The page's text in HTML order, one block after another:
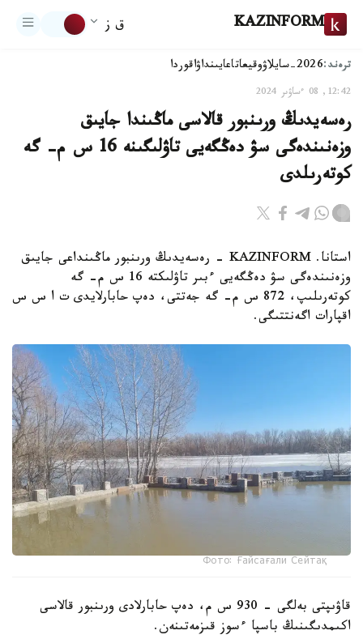
KAZINFORM ق ز
ترەند:2026-سايلاۋ وقيعاتاعايىنداۋاقوردا
12:42, 08 ءساۋىر 2024
رەسەيدىڭ ورىنبور قالاسى ماڭىندا جايىق
وزەنىندەگى سۋ دەڭگەيى تاۋلىگىنە 16 س م- گە
كوتەرىلدى
استانا. KAZINFORM - رەسەيدىڭ ورىنبور ماڭىنداعى جايىق
وزەنىندەگى سۋ دەڭگەيى ءبىر تاۋلىكتە 16 س م- گە
كوتەرىلىپ، 872 س م- گە جەتتى، دەپ حابارلايدى ت ا س س
اقپارات اگەنتتىگى.
Фото: Ғайсағали Сейтақ
قاۋىپتى بەلگى - 930 س م، دەپ حابارلادى ورىنبور قالاسى
اكىمدىگىنىڭ باسپا ءسوز قىزمەتىنەن.